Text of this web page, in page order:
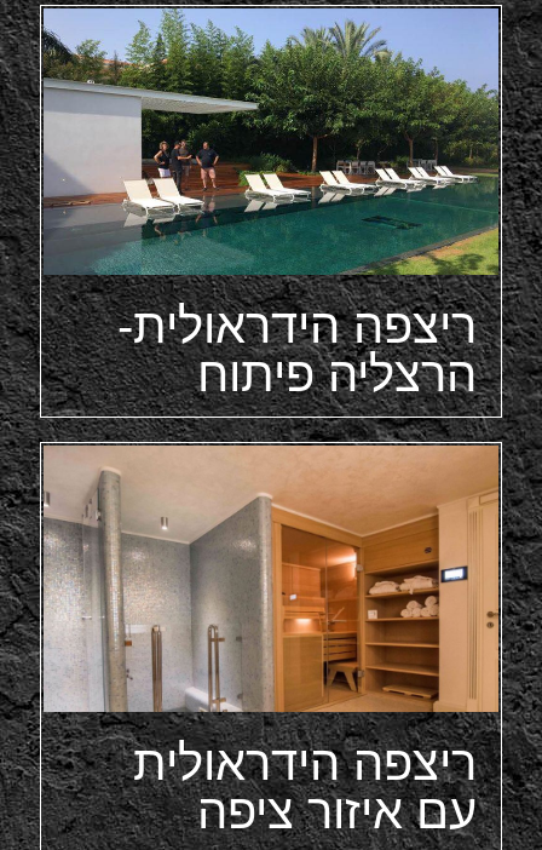
ריצפה הידראולית-
הרצליה פיתוח
ריצפה הידראולית
עם איזור ציפה